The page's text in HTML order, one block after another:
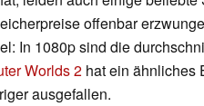
offenbar
In 1080p sind die
Worlds 2 hat ein ähnliches
ausgefallen.